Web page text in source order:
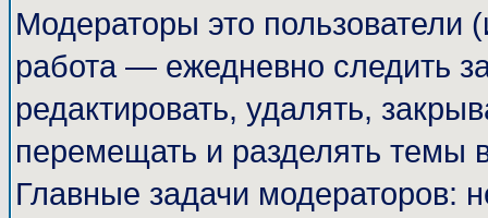
Модераторы это пользователи
работа — ежедневно следить
редактировать, удалять,
перемещать и разделять темы
Главные задачи модераторов: